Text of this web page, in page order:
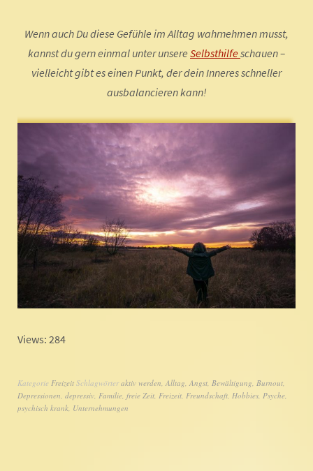
Wenn auch Du diese Gefühle im Alltag wahrnehmen musst,
kannst du gern einmal unter unsere Selbsthilfeschauen –
vielleicht gibt es einen Punkt, der dein Inneres schneller
ausbalancieren kann!
Views: 284
Kategorie Freizeit Schlagwörteraktiv werden Alltag Angst Bewältigung Burnout
Depressionen depressiv Familie freie Zeit Freizeit Freundschaft Hobbies Psyche
psychisch krank Unternehmungen